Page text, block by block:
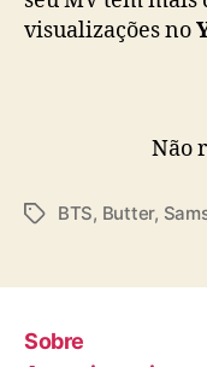
visualizações no
Não
T
s
BTS, Butter,
Sobre